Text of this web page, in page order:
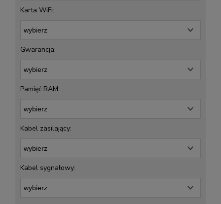
Karta WiFi:
Gwarancja:
Pamięć RAM:
Kabel zasilający:
Kabel sygnałowy: